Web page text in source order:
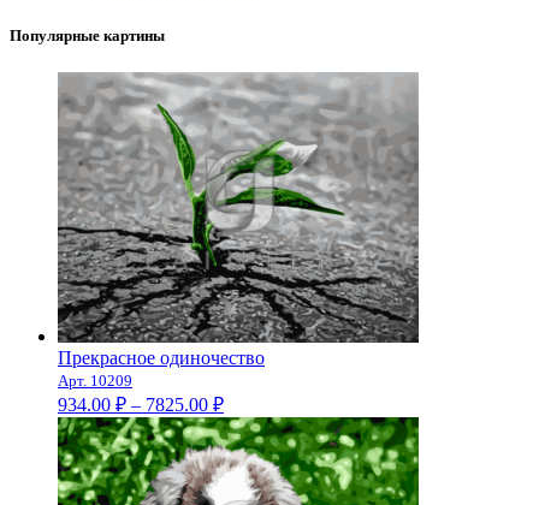
Популярные картины
Прекрасное одиночество
Арт. 10209
934.00 ₽ – 7825.00 ₽Диапазон
цен:
934.00 ₽
–
7825.00 ₽